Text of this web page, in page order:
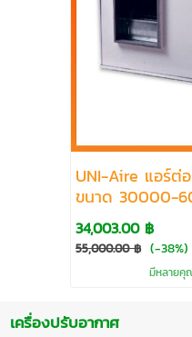
UNI-Aire แอร์ต่
ขนาด 30000-
34,003.00 ฿
55,000.00 ฿ (-38%)
มีหลายคุ
เครื่องปรับอากาศ